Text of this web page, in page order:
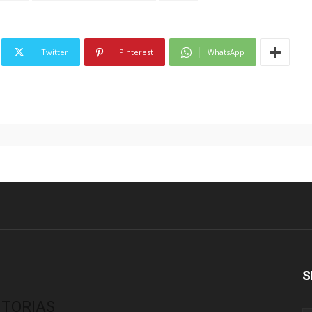
Twitter Pinterest WhatsApp